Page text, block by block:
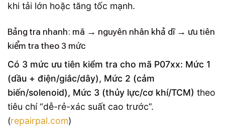
khi tải lớn hoặc tăng tốc mạnh.
Bảng tra nhanh: mã → nguyên nhân khả dĩ → ưu tiên
kiểm tra theo 3 mức
Có 3 mức ưu tiên kiểm tra cho mã P07xx: Mức 1
(dầu + điện/giắc/dây), Mức 2 (cảm
biến/solenoid), Mức 3 (thủy lực/cơ khí/TCM) theo
tiêu chí “dễ-rẻ-xác suất cao trước”.
(repairpal.com)